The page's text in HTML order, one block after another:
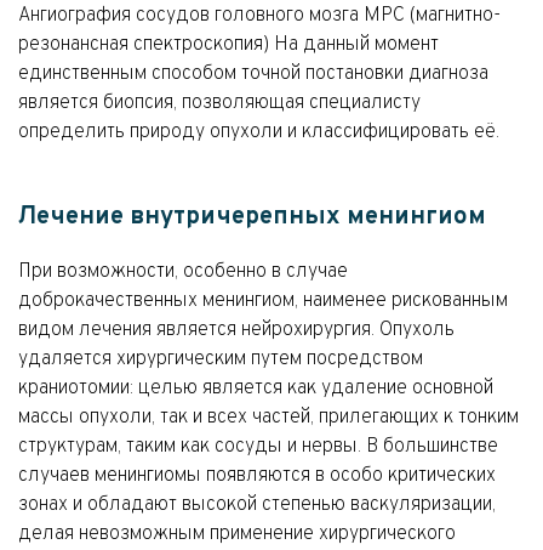
Ангиография сосудов головного мозга МРС (магнитно-
резонансная спектроскопия) На данный момент
единственным способом точной постановки диагноза
является биопсия, позволяющая специалисту
определить природу опухоли и классифицировать её.
Лечение внутричерепных менингиом
При возможности, особенно в случае
доброкачественных менингиом, наименее рискованным
видом лечения является нейрохирургия. Опухоль
удаляется хирургическим путем посредством
краниотомии: целью является как удаление основной
массы опухоли, так и всех частей, прилегающих к тонким
структурам, таким как сосуды и нервы. В большинстве
случаев менингиомы появляются в особо критических
зонах и обладают высокой степенью васкуляризации,
делая невозможным применение хирургического